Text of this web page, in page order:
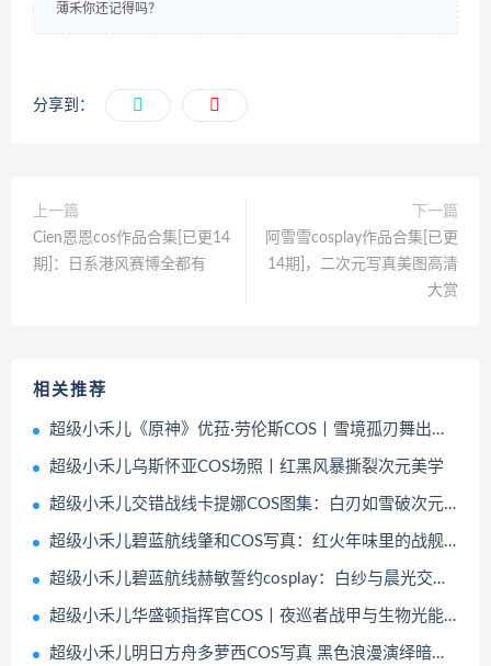
薄禾你还记得吗？
分享到：
上一篇
Cien恩恩cos作品合集[已更14
期]：日系港风赛博全都有
下一篇
阿雪雪cosplay作品合集[已更
14期]，二次元写真美图高清
大赏
相关推荐
超级小禾儿《原神》优菈·劳伦斯COS丨雪境孤刃舞出复仇者诗篇
超级小禾儿乌斯怀亚COS场照丨红黑风暴撕裂次元美学
超级小禾儿交错战线卡提娜COS图集：白刃如雪破次元的战斗诗篇
超级小禾儿碧蓝航线肇和COS写真：红火年味里的战舰萌化术
超级小禾儿碧蓝航线赫敏誓约cosplay：白纱与晨光交织的永恒誓言
超级小禾儿华盛顿指挥官COS丨夜巡者战甲与生物光能的视觉交响
超级小禾儿明日方舟多萝西COS写真 黑色浪漫演绎暗夜优雅